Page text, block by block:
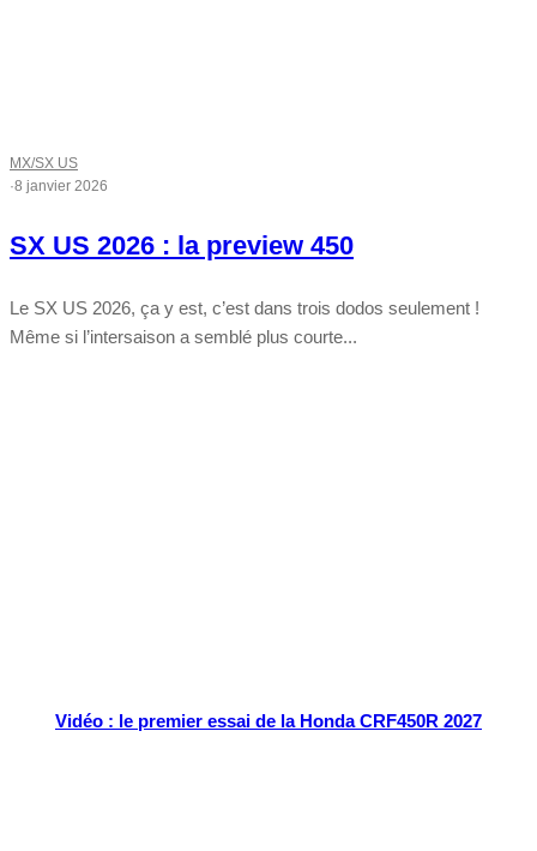
MX/SX US
·8 janvier 2026
SX US 2026 : la preview 450
Le SX US 2026, ça y est, c’est dans trois dodos seulement !
Même si l’intersaison a semblé plus courte...
Vidéo : le premier essai de la Honda CRF450R 2027